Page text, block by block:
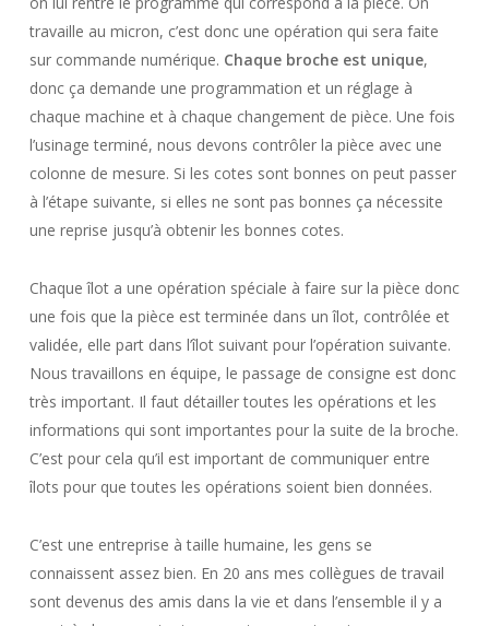
travaille au micron, c’est donc une opération qui sera faite
sur commande numérique. Chaque broche est unique,
donc ça demande une programmation et un réglage à
chaque machine et à chaque changement de pièce. Une fois
l’usinage terminé, nous devons contrôler la pièce avec une
colonne de mesure. Si les cotes sont bonnes on peut passer
à l’étape suivante, si elles ne sont pas bonnes ça nécessite
une reprise jusqu’à obtenir les bonnes cotes.
Chaque îlot a une opération spéciale à faire sur la pièce donc
une fois que la pièce est terminée dans un îlot, contrôlée et
validée, elle part dans l’îlot suivant pour l’opération suivante.
Nous travaillons en équipe, le passage de consigne est donc
très important. Il faut détailler toutes les opérations et les
informations qui sont importantes pour la suite de la broche.
C’est pour cela qu’il est important de communiquer entre
îlots pour que toutes les opérations soient bien données.
C’est une entreprise à taille humaine, les gens se
connaissent assez bien. En 20 ans mes collègues de travail
sont devenus des amis dans la vie et dans l’ensemble il y a